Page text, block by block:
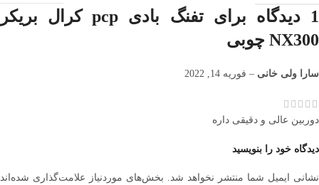
1 دیدگاه برای
تفنگ بادی pcp کرال بریکر
NX300 چوبی
سارا ولی خانی – فوریه 14, 2022
دوربین عالی و دقیقی داره
دیدگاه خود را بنویسید
نشانی ایمیل شما منتشر نخواهد شد. بخش‌های موردنیاز علامت‌گذاری شده‌اند